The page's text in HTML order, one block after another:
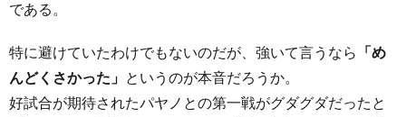
である。
特に避けていたわけでもないのだが、強いて言うなら 「め
んどくさかった」 というのが本音だろうか。
好試合が期待されたパヤノとの第一戦がグダグダだったと